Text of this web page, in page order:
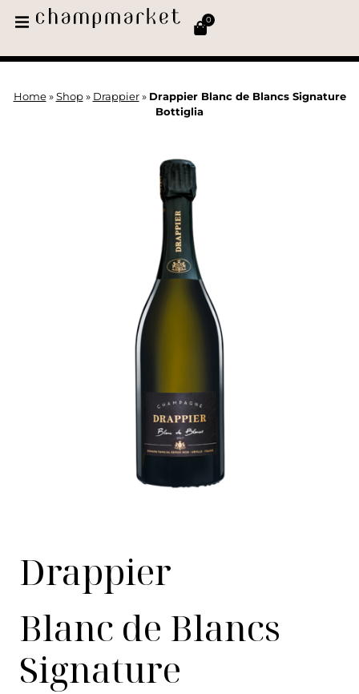
0
Home» Shop» Drappier» Drappier Blanc de Blancs Signature
Bottiglia
Drappier
Blanc de Blancs
Signature